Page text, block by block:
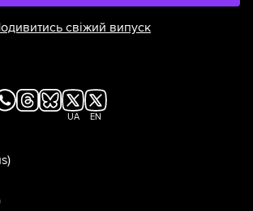
свіжий випуск
UA EN